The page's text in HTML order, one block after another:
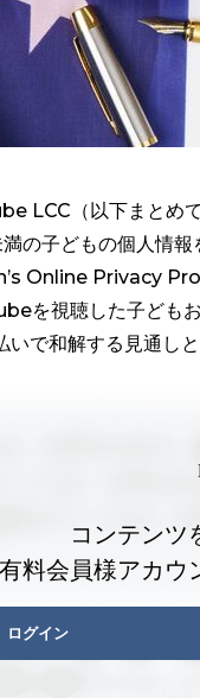
LCC（以下まとめ
の子どもの個人情
Online Privacy
を視聴した子ども
で和解する見通しと
コンテンツ
有料会員様アカウ
ログイン